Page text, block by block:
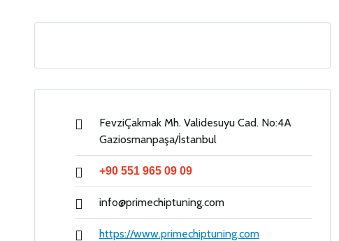
FevziÇakmak Mh. Validesuyu Cad. No:4A
Gaziosmanpaşa/İstanbul
+90 551 965 09 09
info@primechiptuning.com
https://www.primechiptuning.com